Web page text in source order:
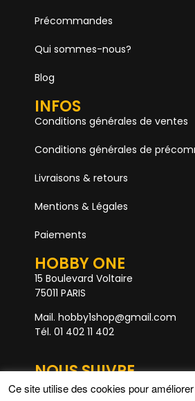
Précommandes
Qui sommes-nous?
Blog
INFOS
Conditions générales de ventes
Conditions générales de
Livraisons & retours
Mentions & Légales
Paiements
HOBBY ONE
15 Boulevard Voltaire
75011 PARIS
Mail. hobby1shop@gmail.com
Tél. 01 402 11 402
NOUS SUIVRE
Ce site utilise des cookies pour